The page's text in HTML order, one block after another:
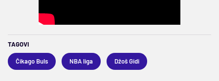
TAGOVI
Čikago Buls NBA liga Džoš Gidi